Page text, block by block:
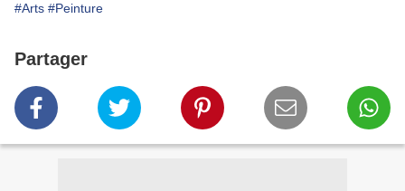
#Arts #Peinture
Partager